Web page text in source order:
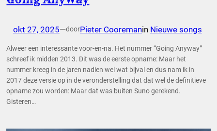
okt 27, 2025—doorPieter Cooremanin Nieuwe songs
Alweer een interessante voor-en-na. Het nummer “Going Anyway”
schreef ik midden 2013. Dit was de eerste opname: Maar het
nummer kreeg in de jaren nadien wel wat bijval en dus nam ik in
2017 deze versie op in de veronderstelling dat dat wel de definitieve
opname zou worden: Maar dat was buiten Suno gerekend.
Gisteren…